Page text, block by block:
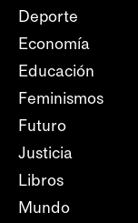
Deporte
Economía
Educación
Feminismos
Futuro
Justicia
Libros
Mundo